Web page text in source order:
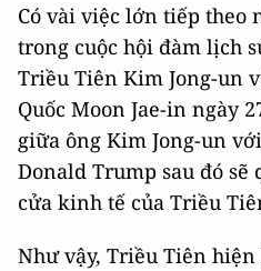
Có vài việc lớn tiếp theo
trong cuộc hội đàm lịch
Triều Tiên Kim Jong-un
Quốc Moon Jae-in ngày
giữa ông Kim Jong-un
Donald Trump sau đó
cửa kinh tế của Triều
Như vậy, Triều Tiên